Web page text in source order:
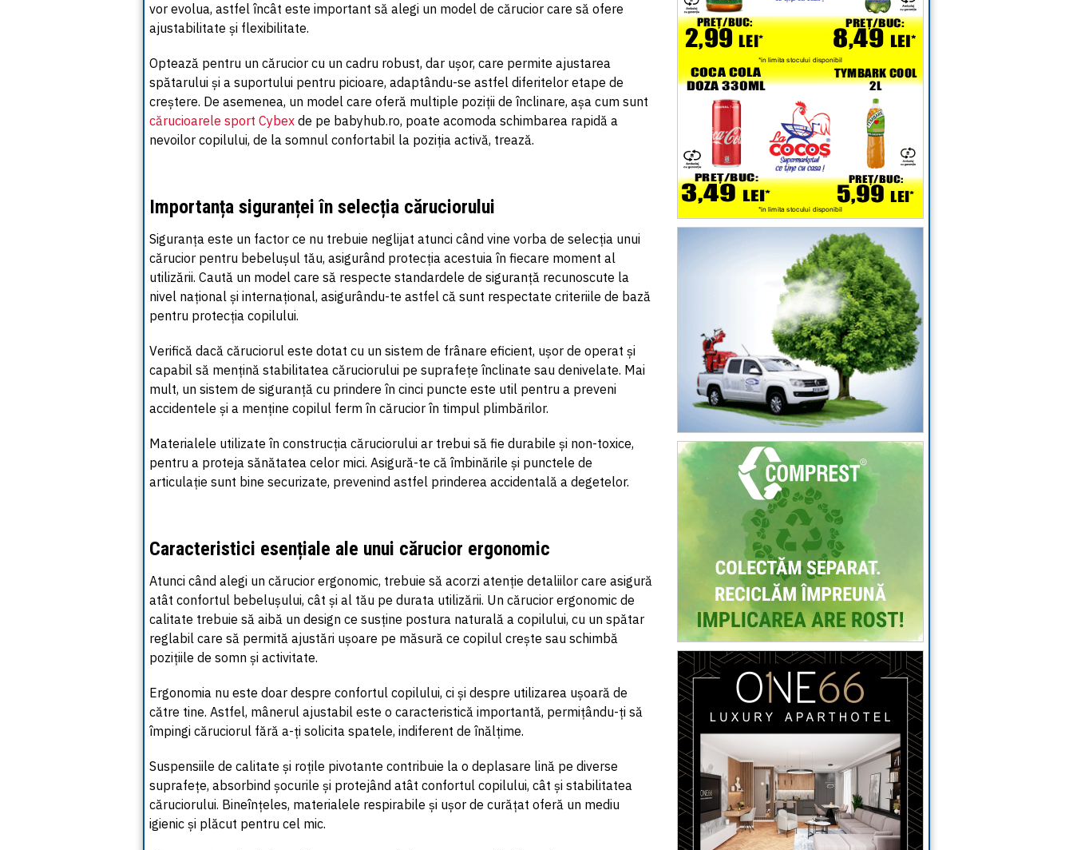
vor evolua, astfel încât este important să alegi un model de cărucior care să ofere
ajustabilitate și flexibilitate.
Optează pentru un cărucior cu un cadru robust, dar ușor, care permite ajustarea
spătarului și a suportului pentru picioare, adaptându-se astfel diferitelor etape de
creștere. De asemenea, un model care oferă multiple poziții de înclinare, așa cum sunt
cărucioarele sport Cybex de pe babyhub.ro, poate acomoda schimbarea rapidă a
nevoilor copilului, de la somnul confortabil la poziția activă, trează.
Importanța siguranței în selecția căruciorului
Siguranța este un factor ce nu trebuie neglijat atunci când vine vorba de selecția unui
cărucior pentru bebelușul tău, asigurând protecția acestuia în fiecare moment al
utilizării. Caută un model care să respecte standardele de siguranță recunoscute la
nivel național și internațional, asigurându-te astfel că sunt respectate criteriile de bază
pentru protecția copilului.
Verifică dacă căruciorul este dotat cu un sistem de frânare eficient, ușor de operat și
capabil să mențină stabilitatea căruciorului pe suprafețe înclinate sau denivelate. Mai
mult, un sistem de siguranță cu prindere în cinci puncte este util pentru a preveni
accidentele și a menține copilul ferm în cărucior în timpul plimbărilor.
Materialele utilizate în construcția căruciorului ar trebui să fie durabile și non-toxice,
pentru a proteja sănătatea celor mici. Asigură-te că îmbinările și punctele de
articulație sunt bine securizate, prevenind astfel prinderea accidentală a degetelor.
Caracteristici esențiale ale unui cărucior ergonomic
Atunci când alegi un cărucior ergonomic, trebuie să acorzi atenție detaliilor care asigură
atât confortul bebelușului, cât și al tău pe durata utilizării. Un cărucior ergonomic de
calitate trebuie să aibă un design ce susține postura naturală a copilului, cu un spătar
reglabil care să permită ajustări ușoare pe măsură ce copilul crește sau schimbă
pozițiile de somn și activitate.
Ergonomia nu este doar despre confortul copilului, ci și despre utilizarea ușoară de
către tine. Astfel, mânerul ajustabil este o caracteristică importantă, permițându-ți să
împingi căruciorul fără a-ți solicita spatele, indiferent de înălțime.
Suspensiile de calitate și roțile pivotante contribuie la o deplasare lină pe diverse
suprafețe, absorbind șocurile și protejând atât confortul copilului, cât și stabilitatea
căruciorului. Bineînțeles, materialele respirabile și ușor de curățat oferă un mediu
igienic și plăcut pentru cel mic.